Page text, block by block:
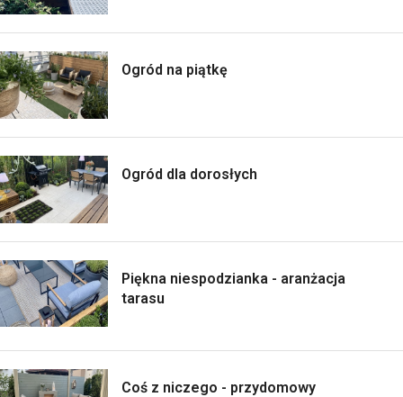
Ogród na piątkę
Ogród dla dorosłych
Piękna niespodzianka - aranżacja
tarasu
Coś z niczego - przydomowy